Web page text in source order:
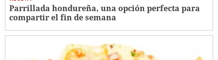
Parrillada hondureña, una opción perfecta para
compartir el fin de semana